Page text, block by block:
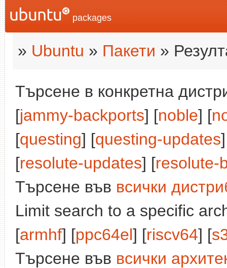
packages
» Ubuntu » Пакети »
Търсене в конкретна
[jammy-backports] [noble] [
[questing] [questing-updates
[resolute-updates] [resolute-
Търсене във всички
Limit search to a specific
[armhf] [ppc64el] [riscv64] [
Търсене във всички